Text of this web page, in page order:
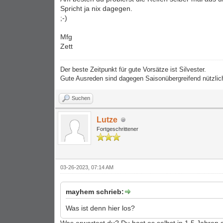
Spricht ja nix dagegen.
;-)
Mfg
Zett
Der beste Zeitpunkt für gute Vorsätze ist Silvester.
Gute Ausreden sind dagegen Saisonübergreifend
Suchen
Lutze
Fortgeschrittener
03-26-2023, 07:14 AM
mayhem schrieb:
Was ist denn hier los?